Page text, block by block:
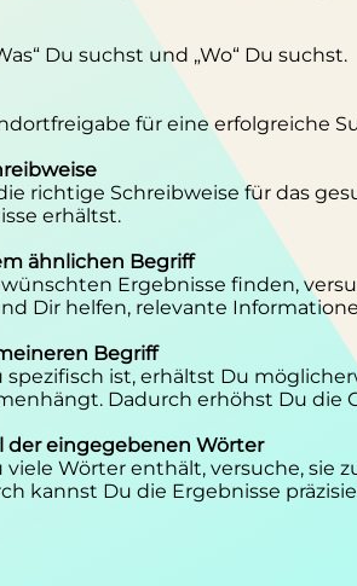
Du suchst und „Wo“ Du suchst.
für eine erfolgreiche
richtige Schreibweise für das
erhältst.
ähnlichen Begriff
Ergebnisse finden,
Dir helfen, relevante
Begriff
spezifisch ist, erhältst Du
Dadurch erhöhst Du die
der eingegebenen Wörter
viele Wörter enthält, versuche, sie
kannst Du die Ergebnisse